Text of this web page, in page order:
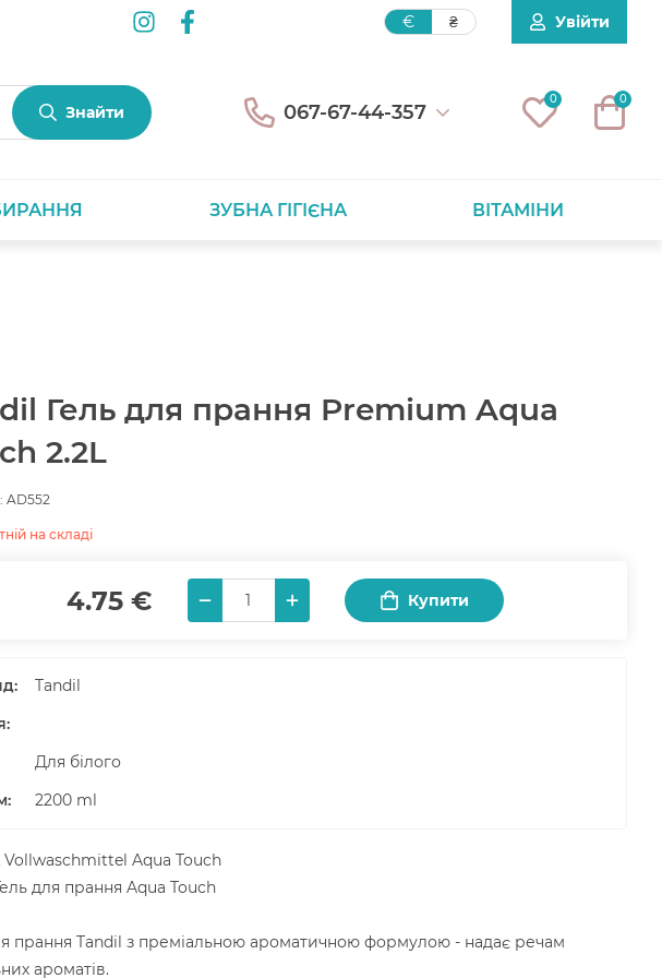
€ ₴ Увійти
Знайти 067-67-44-357
0 0
ЗУБНА ГІГІЄНА ВІТАМІНИ
Гель для прання Premium Aqua
2.2L
AD552
на складі
4.75 € Купити
Tandil
Для білого
: 2200 ml
Vollwaschmittel Aqua Touch
для прання Aqua Touch
прання Tandil з преміальною ароматичною формулою - надає речам
ароматів.